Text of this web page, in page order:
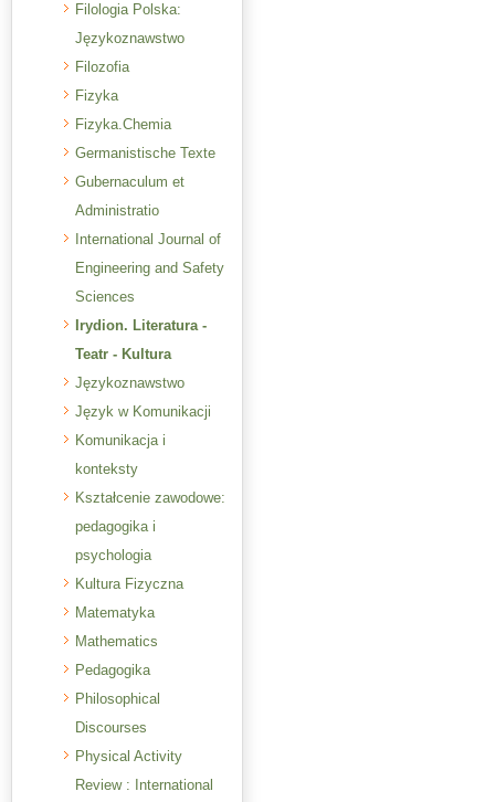
Filologia Polska:
Językoznawstwo
Filozofia
Fizyka
Fizyka.Chemia
Germanistische Texte
Gubernaculum et
Administratio
International Journal of
Engineering and Safety
Sciences
Irydion. Literatura -
Teatr - Kultura
Językoznawstwo
Język w Komunikacji
Komunikacja i
konteksty
Kształcenie zawodowe:
pedagogika i
psychologia
Kultura Fizyczna
Matematyka
Mathematics
Pedagogika
Philosophical
Discourses
Physical Activity
Review : International